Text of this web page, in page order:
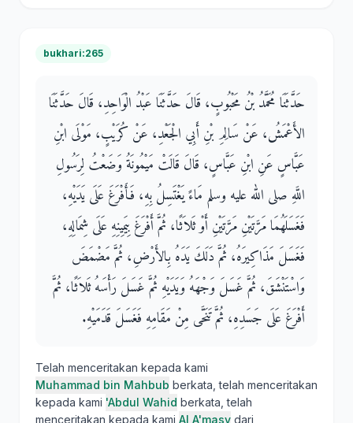
bukhari:265
حَدَّثَنَا مُحَمَّدُ بْنُ مَحْبُوبٍ، قَالَ حَدَّثَنَا عَبْدُ الْوَاحِدِ، قَالَ حَدَّثَنَا
الأَعْمَشُ، عَنْ سَالِمِ بْنِ أَبِي الْجَعْدِ، عَنْ كُرَيْبٍ، مَوْلَى ابْنِ
عَبَّاسٍ عَنِ ابْنِ عَبَّاسٍ، قَالَ قَالَتْ مَيْمُونَةُ وَضَعْتُ لِرَسُولِ
اللَّهِ صلى الله عليه وسلم مَاءً يَغْتَسِلُ بِهِ، فَأَفْرَغَ عَلَى يَدَيْهِ،
فَغَسَلَهُمَا مَرَّتَيْنِ مَرَّتَيْنِ أَوْ ثَلاَثًا، ثُمَّ أَفْرَغَ بِيَمِينِهِ عَلَى شِمَالِهِ،
فَغَسَلَ مَذَاكِيرَهُ، ثُمَّ دَلَكَ يَدَهُ بِالأَرْضِ، ثُمَّ مَضْمَضَ
وَاسْتَنْشَقَ، ثُمَّ غَسَلَ وَجْهَهُ وَيَدَيْهِ ثُمَّ غَسَلَ رَأْسَهُ ثَلاَثًا، ثُمَّ
أَفْرَغَ عَلَى جَسَدِهِ، ثُمَّ تَنَحَّى مِنْ مَقَامِهِ فَغَسَلَ قَدَمَيْهِ‏.‏
Telah menceritakan kepada kami
Muhammad bin Mahbub berkata, telah menceritakan
kepada kami 'Abdul Wahid berkata, telah
menceritakan kepada kami Al A'masy dari